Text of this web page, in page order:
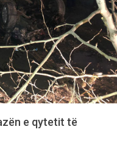
e qytetit të